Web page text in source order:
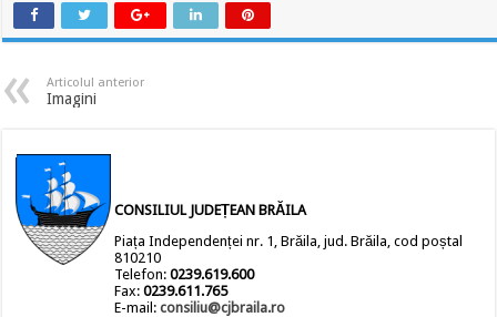
Articolul anterior
Imagini
CONSILIUL JUDEȚEAN BRĂILA
Piața Independenței nr. 1, Brăila, jud. Brăila, cod poștal
810210
Telefon:0239.619.600
Fax:0239.611.765
E-mail:consiliu@cjbraila.ro